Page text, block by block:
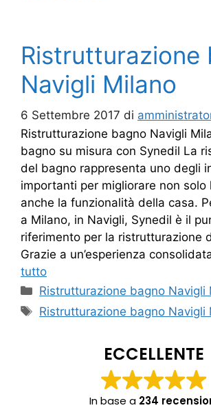
Ristrutturazione
Navigli Milano
6 Settembre 2017 di
Ristrutturazione bagno Navigli
bagno su misura con Synedil La
del bagno rappresenta uno degli
importanti per migliorare non solo
anche la funzionalità della casa.
a Milano, in Navigli, Synedil è il
riferimento per la ristrutturazione
Grazie a un’esperienza
tutto
Categorie
Ristrutturazione bagno Navigli
Tag
Ristrutturazione bagno Navigli
ECCELLENTE
In base a 234